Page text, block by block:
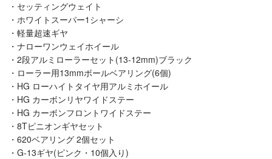
・セッティングウェイト
・ホワイトスーパー1シャーシ
・軽量超速ギヤ
・ナローワンウェイホイール
・2段アルミローラーセット(13-12mm)ブラック
・ローラー用13mmボールベアリング(6個)
・HG ローハイトタイヤ用アルミホイール
・HG カーボンリヤワイドステー
・HG カーボンフロントワイドステー
・8Tピニオンギヤセット
・620ベアリング 2個セット
・G-13ギヤ(ピンク・10個入り)